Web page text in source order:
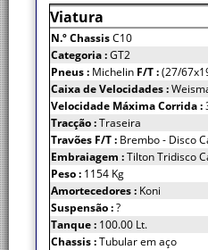
Viatura
N.º ChassisC10
Categoria :GT2
Pneus : Michelin F/T :(27/
Caixa de Velocidades :
Velocidade Máxima Corrida :
Tracção :Traseira
Travões F/T : Brembo - Disco
Embraiagem :Tilton Tridisco
Peso : 1154 Kg
Amortecedores : Koni
Suspensão :?
Tanque : 100.00 Lt.
Chassis :Tubular em aço